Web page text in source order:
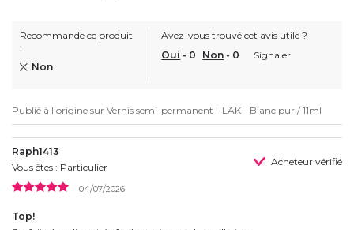
Recommande ce produit
:
Non
Avez-vous trouvé cet avis utile ?
Oui - 0 Non - 0 Signaler
Publié à l'origine sur Vernis semi-permanent I-LAK - Blanc pur / 11ml
Raph1413
Vous êtes : Particulier
Acheteur vérifié
04/07/2026
Top!